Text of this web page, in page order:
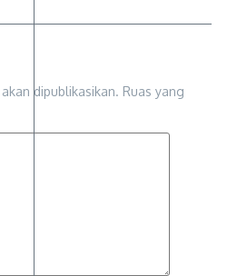
dipublikasikan. Ruas yang